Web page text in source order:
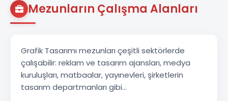
Mezunların Çalışma Alanları
Grafik Tasarımı mezunları çeşitli sektörlerde
çalışabilir: reklam ve tasarım ajansları, medya
kuruluşları, matbaalar, yayınevleri, şirketlerin
tasarım departmanları gibi…